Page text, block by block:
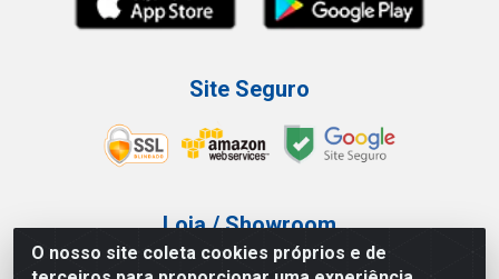
O nosso site coleta cookies próprios e de
Site Seguro
Loja / Showroom
Tel.: (11) 3227-0546